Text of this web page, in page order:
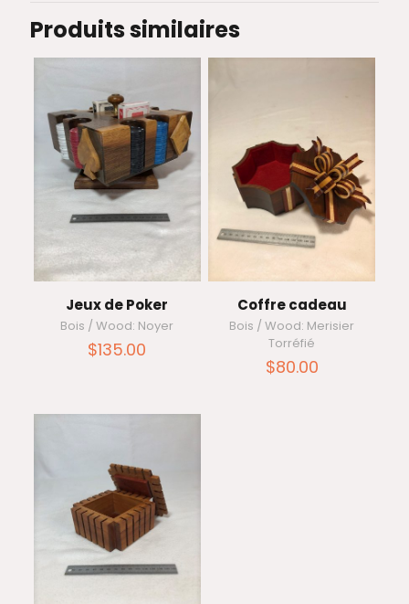
Produits similaires
Jeux de Poker
Bois / Wood: Noyer
$135.00
Coffre cadeau
Bois / Wood: Merisier
Torréfié
$80.00